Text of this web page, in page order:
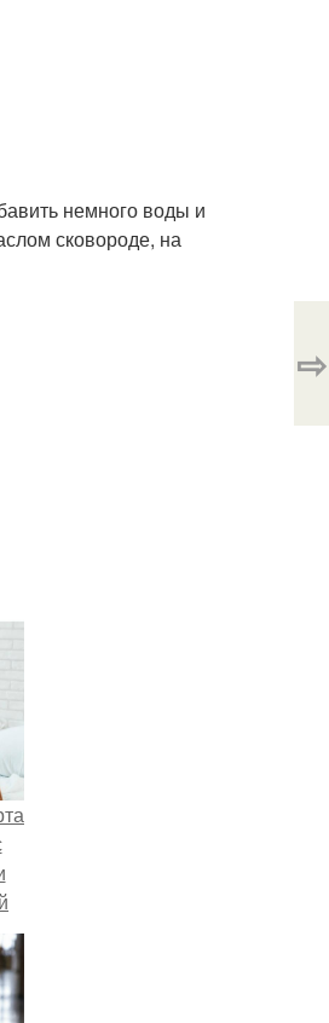
немного воды и
сковороде, на
⇨